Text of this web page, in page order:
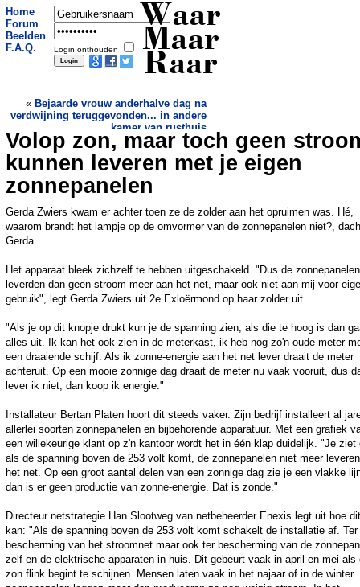
Home
Forum
Beelden
F.A.Q.
Login onthouden
Waar
Maar
Raar
« Bejaarde vrouw anderhalve dag na
verdwijning teruggevonden... in andere
kamer van rusthuis
Dominee Vredekerk Hoogezand doopt
door: Stang lag voor de hand»
Volop zon, maar toch geen
kunnen leveren met je eigen
zonnepanelen
Gerda Zwiers kwam er achter toen ze de zolder aan het opruimen was. Hé,
waarom brandt het lampje op de omvormer van de zonnepanelen niet?,
Gerda.
Het apparaat bleek zichzelf te hebben uitgeschakeld. "Dus de zonnepanelen
leverden dan geen stroom meer aan het net, maar ook niet aan mij voor
gebruik", legt Gerda Zwiers uit 2e Exloërmond op haar zolder uit.
"Als je op dit knopje drukt kun je de spanning zien, als die te hoog is dan
alles uit. Ik kan het ook zien in de meterkast, ik heb nog zo'n oude meter
een draaiende schijf. Als ik zonne-energie aan het net lever draait de meter
achteruit. Op een mooie zonnige dag draait de meter nu vaak vooruit, dus
lever ik niet, dan koop ik energie."
Installateur Bertan Platen hoort dit steeds vaker. Zijn bedrijf installeert al
allerlei soorten zonnepanelen en bijbehorende apparatuur. Met een grafiek
een willekeurige klant op z'n kantoor wordt het in één klap duidelijk. "Je ziet
als de spanning boven de 253 volt komt, de zonnepanelen niet meer
het net. Op een groot aantal delen van een zonnige dag zie je een vlakke
dan is er geen productie van zonne-energie. Dat is zonde."
Directeur netstrategie Han Slootweg van netbeheerder Enexis legt uit hoe dit
kan: "Als de spanning boven de 253 volt komt schakelt de installatie af. Ter
bescherming van het stroomnet maar ook ter bescherming van de
zelf en de elektrische apparaten in huis. Dit gebeurt vaak in april en mei als
zon flink begint te schijnen. Mensen laten vaak in het najaar of in de winter